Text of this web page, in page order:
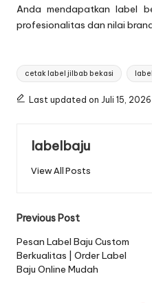
Anda mendapatkan label
profesionalitas dan nilai
Tags:
cetak label jilbab bekasi
Last updated on Juli 15, 2026
labelbaju
View All Posts
Post
navigation
Previous Post
Pesan Label Baju Custom
Berkualitas | Order Label
Baju Online Mudah